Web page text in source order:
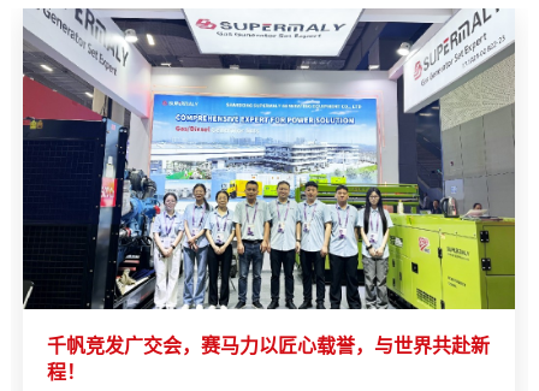
千帆竞发广交会，赛马力以匠心载誉，与世界共赴新
程！